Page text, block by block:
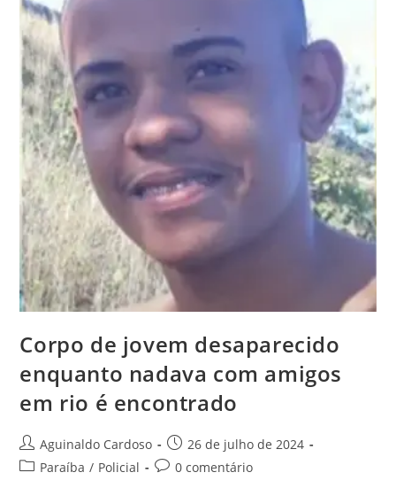
Corpo de jovem desaparecido
enquanto nadava com amigos
em rio é encontrado
Aguinaldo Cardoso
26 de julho de 2024
Paraíba / Policial 0 comentário